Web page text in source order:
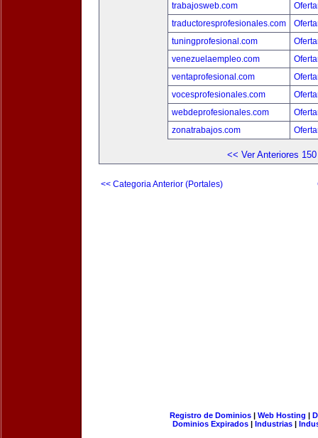
trabajosweb.com
traductoresprofesionales.com
tuningprofesional.com
venezuelaempleo.com
ventaprofesional.com
vocesprofesionales.com
webdeprofesionales.com
zonatrabajos.com
<< Ver Anteriores 150
<< Categoria Anterior (Portales)
Registro de Dominios| Web Hosting |
Dominios Expirados | Industrias |